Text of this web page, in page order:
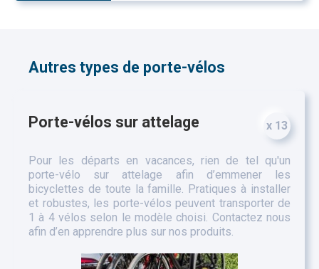
Autres types de porte-vélos
Porte-vélos sur attelage x 13
Pour les départs en vacances, rien de tel qu'un
porte-vélo sur attelage afin d’emmener les
bicyclettes de toute la famille. Pratiques à installer
et robustes, les porte-vélos peuvent transporter de
1 à 4 vélos selon le modèle choisi. Contactez nous
afin d’en apprendre plus sur nos produits.